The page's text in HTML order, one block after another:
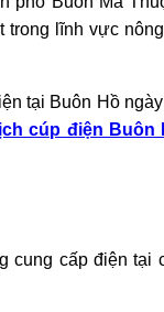
lĩnh vực
tại Buôn Hồ
lịch cúp điện Buôn
cung cấp điện tại